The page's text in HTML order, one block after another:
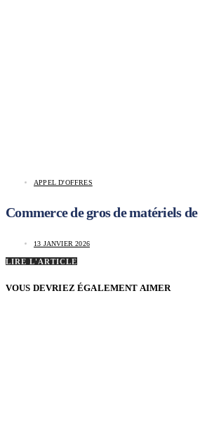
APPEL D'OFFRES
Commerce de gros de matériels
13 JANVIER 2026
LIRE L'ARTICLE
VOUS DEVRIEZ ÉGALEMENT AIMER